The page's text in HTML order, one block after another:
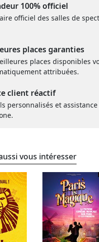
100% officiel
officiel des salles de
places garanties
places disponibles
attribuées.
client réactif
personnalisés et
vous intéresser